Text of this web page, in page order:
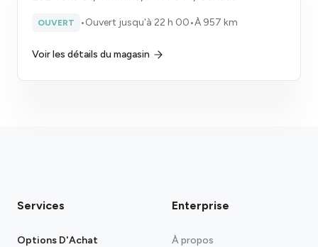
OUVERT •Ouvert jusqu'à 22 h 00•À 957 km
Voir les détails du magasin
Services
Options D'Achat
Enterprise
À propos